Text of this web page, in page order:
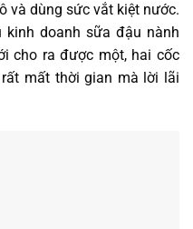
và dùng sức vắt kiệt nước.
kinh doanh sữa đậu nành
cho ra được một, hai cốc
mất thời gian mà lời lãi